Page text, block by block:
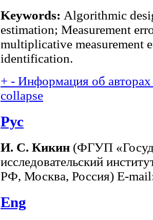
Keywords: Algorithmic
estimation; Measurement
multiplicative measurement
identification.
+ - Информация об
collapse
Рус
И. С. Кикин (ФГУП
исследовательский
РФ, Москва, Россия) E-
Eng